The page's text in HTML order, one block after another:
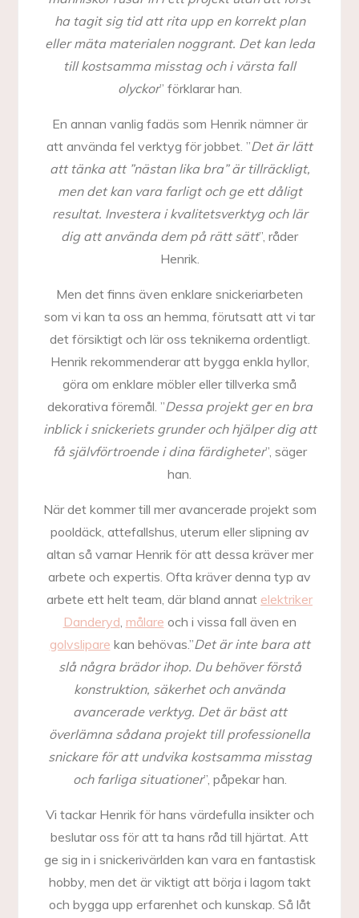
ha tagit sig tid att rita upp en korrekt plan
eller mäta materialen noggrant. Det kan leda
till kostsamma misstag och i värsta fall
olyckor” förklarar han.
En annan vanlig fadäs som Henrik nämner är
att använda fel verktyg för jobbet. ”Det är lätt
att tänka att ”nästan lika bra” är tillräckligt,
men det kan vara farligt och ge ett dåligt
resultat. Investera i kvalitetsverktyg och lär
dig att använda dem på rätt sätt”, råder
Henrik.
Men det finns även enklare snickeriarbeten
som vi kan ta oss an hemma, förutsatt att vi tar
det försiktigt och lär oss teknikerna ordentligt.
Henrik rekommenderar att bygga enkla hyllor,
göra om enklare möbler eller tillverka små
dekorativa föremål. ”Dessa projekt ger en bra
inblick i snickeriets grunder och hjälper dig att
få självförtroende i dina färdigheter”, säger
han.
När det kommer till mer avancerade projekt som
pooldäck, attefallshus, uterum eller slipning av
altan så varnar Henrik för att dessa kräver mer
arbete och expertis. Ofta kräver denna typ av
arbete ett helt team, där bland annat elektriker
Danderyd, målare och i vissa fall även en
golvslipare kan behövas.”Det är inte bara att
slå några brädor ihop. Du behöver förstå
konstruktion, säkerhet och använda
avancerade verktyg. Det är bäst att
överlämna sådana projekt till professionella
snickare för att undvika kostsamma misstag
och farliga situationer”, påpekar han.
Vi tackar Henrik för hans värdefulla insikter och
beslutar oss för att ta hans råd till hjärtat. Att
ge sig in i snickerivärlden kan vara en fantastisk
hobby, men det är viktigt att börja i lagom takt
och bygga upp erfarenhet och kunskap. Så låt